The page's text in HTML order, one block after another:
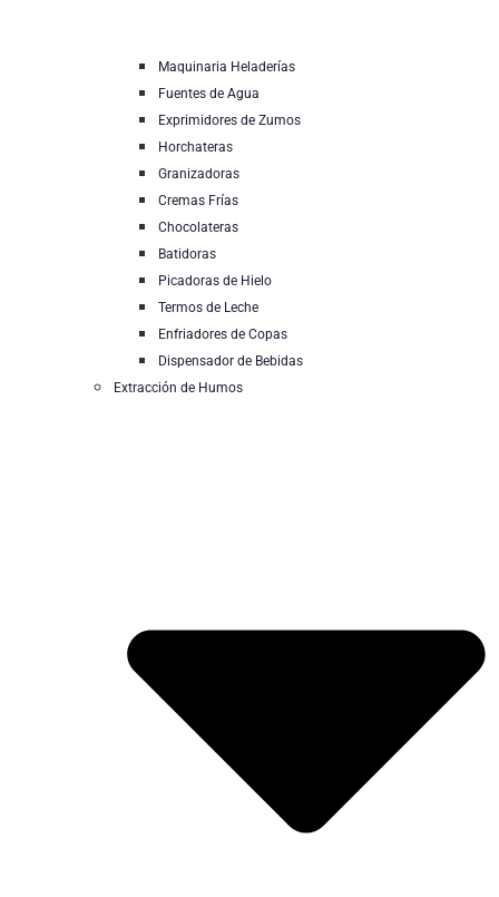
Maquinaria Heladerías
Fuentes de Agua
Exprimidores de Zumos
Horchateras
Granizadoras
Cremas Frías
Chocolateras
Batidoras
Picadoras de Hielo
Termos de Leche
Enfriadores de Copas
Dispensador de Bebidas
Extracción de Humos